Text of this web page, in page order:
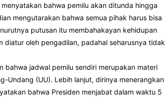
bahwa pemilu akan ditunda hingga
mengutarakan bahwa semua pihak harus bisa
putusan itu membahakayan kehidupan
oleh pengadilan, padahal seharusnya tidak
bahwa jadwal pemilu sendiri merupakan materi
Undang (UU). Lebih lanjut, dirinya menerangkan
bahwa Presiden menjabat dalam waktu 5